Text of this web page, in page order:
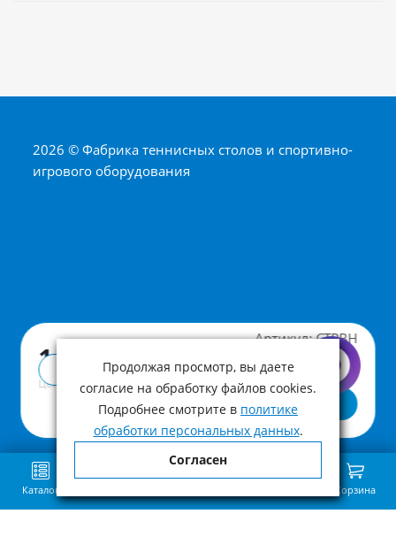
Артикул: CTPBH
1 400 ₽
Цена с учетом НДС
В корзину
Купить в 1 клик
2026 © Фабрика теннисных столов и спортивно-
игрового оборудования
Каталог Корзина
Продолжая просмотр, вы даете
согласие на обработку файлов cookies.
Подробнее смотрите в политике
обработки персональных данных.
Согласен